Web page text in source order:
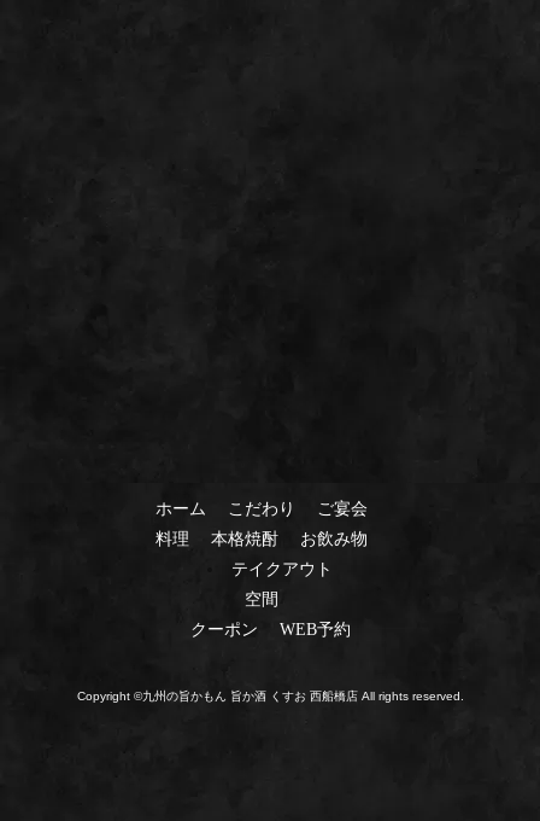
ホーム こだわり
ご宴会
料理
本格焼酎
お飲み物
テイクアウト
空間
クーポン
WEB予約
Copyright ©九州の旨かもん 旨か酒 くすお 西船橋店 All rights reserved.